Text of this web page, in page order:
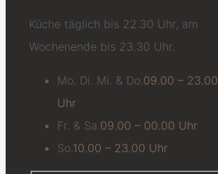
Küche täglich bis 22.30 Uhr, am
Wochenende bis 23.30 Uhr.
Mo. Di. Mi. & Do. 09.00 – 23.00
Uhr
Fr. & Sa. 09.00 – 00.00 Uhr
So. 10.00 – 23.00 Uhr